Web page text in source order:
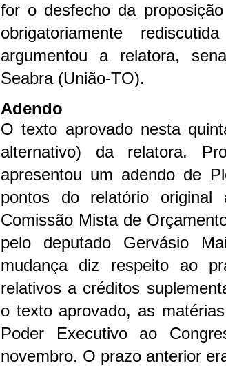
for o desfecho da
obrigatoriamente
argumentou a relatora,
Seabra (União-TO).
Adendo
O texto aprovado nesta
alternativo) da relatora.
apresentou um adendo de
pontos do relatório original
Comissão Mista de
pelo deputado Gervásio
mudança diz respeito ao
relativos a créditos
o texto aprovado, as
Poder Executivo ao
novembro. O prazo anterior